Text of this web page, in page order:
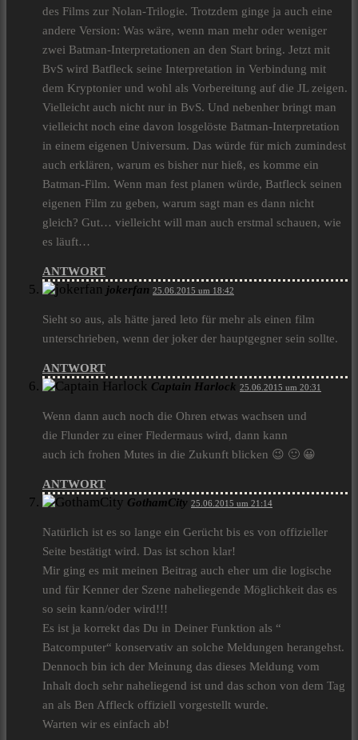
des Films zur Nolan-Trilogie. Trotzdem ginge ja auch eine
andere Version: Was wäre, wenn man mehr oder weniger
zwei Batman-Interpretationen an den Start bring. Jetzt mit
BvS wird Batfleck seine Interpretation in Verbindung mit
dem Kryptonier und wohl als Vorbereitung auf die JL zeigen.
Vielleicht auch nicht nur in BvS. Und nebenher bringt man
vielleicht noch eine davon losgelöste Batman-Interpretation
in einem eigenen Universum. Das würde für mich zumindest
auch erklären, warum es bisher nur hieß, es komme ein
Batman-Film. Wenn man fest planen würde, Batfleck seinen
eigenen Film zu geben, warum sagt man es dann nicht
gleich? Gut… vielleicht will man auch erstmal schauen, wie
es läuft…
ANTWORT
jokerfan 25.06.2015 um 18:42
Sieht so aus, als hätte jared leto für mehr als einen film
unterschrieben, wenn der joker der hauptgegner sein sollte.
ANTWORT
Captain Harlock 25.06.2015 um 20:31
Wenn dann auch noch die Ohren etwas wachsen und
die Flunder zu einer Fledermaus wird, dann kann
auch ich frohen Mutes in die Zukunft blicken 😉 🙂 😀
ANTWORT
GothamCity 25.06.2015 um 21:14
Natürlich ist es so lange ein Gerücht bis es von offizieller
Seite bestätigt wird. Das ist schon klar!
Mir ging es mit meinen Beitrag auch eher um die logische
und für Kenner der Szene naheliegende Möglichkeit das es
so sein kann/oder wird!!!
Es ist ja korrekt das Du in Deiner Funktion als “
Batcomputer“ konservativ an solche Meldungen herangehst.
Dennoch bin ich der Meinung das dieses Meldung vom
Inhalt doch sehr naheliegend ist und das schon von dem Tag
an als Ben Affleck offiziell vorgestellt wurde.
Warten wir es einfach ab!